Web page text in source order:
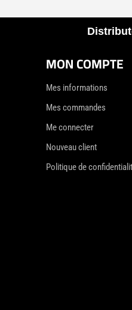
MON COMPTE
Mes informations
Mes commandes
Me connecter
Nouveau client
Politique de